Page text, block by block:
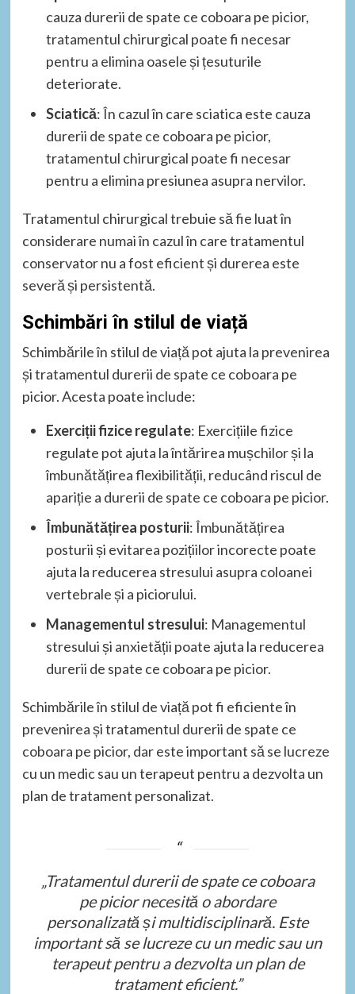
cauza durerii de spate ce coboara pe picior,
tratamentul chirurgical poate fi necesar
pentru a elimina oasele și țesuturile
deteriorate.
Sciatică: În cazul în care sciatica este cauza
durerii de spate ce coboara pe picior,
tratamentul chirurgical poate fi necesar
pentru a elimina presiunea asupra nervilor.
Tratamentul chirurgical trebuie să fie luat în
considerare numai în cazul în care tratamentul
conservator nu a fost eficient și durerea este
severă și persistentă.
Schimbări în stilul de viață
Schimbările în stilul de viață pot ajuta la prevenirea
și tratamentul durerii de spate ce coboara pe
picior. Acesta poate include:
Exerciții fizice regulate: Exercițiile fizice
regulate pot ajuta la întărirea mușchilor și la
îmbunătățirea flexibilității, reducând riscul de
apariție a durerii de spate ce coboara pe picior.
Îmbunătățirea posturii: Îmbunătățirea
posturii și evitarea pozițiilor incorecte poate
ajuta la reducerea stresului asupra coloanei
vertebrale și a piciorului.
Managementul stresului: Managementul
stresului și anxietății poate ajuta la reducerea
durerii de spate ce coboara pe picior.
Schimbările în stilul de viață pot fi eficiente în
prevenirea și tratamentul durerii de spate ce
coboara pe picior, dar este important să se lucreze
cu un medic sau un terapeut pentru a dezvolta un
plan de tratament personalizat.
„Tratamentul durerii de spate ce coboara
pe picior necesită o abordare
personalizată și multidisciplinară. Este
important să se lucreze cu un medic sau un
terapeut pentru a dezvolta un plan de
tratament eficient.”